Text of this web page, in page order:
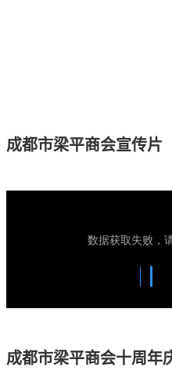
成都市梁平商会宣传片
成都市梁平商会十周年